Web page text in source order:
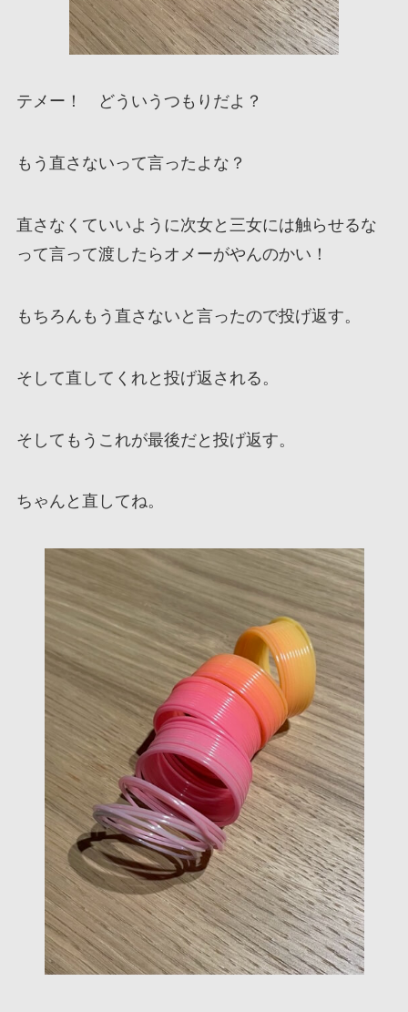
テメー！ どういうつもりだよ？
もう直さないって言ったよな？
直さなくていいように次女と三女には触らせるな
って言って渡したらオメーがやんのかい！
もちろんもう直さないと言ったので投げ返す。
そして直してくれと投げ返される。
そしてもうこれが最後だと投げ返す。
ちゃんと直してね。